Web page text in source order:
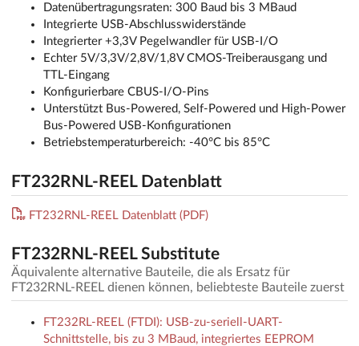
Datenübertragungsraten: 300 Baud bis 3 MBaud
Integrierte USB-Abschlusswiderstände
Integrierter +3,3V Pegelwandler für USB-I/O
Echter 5V/3,3V/2,8V/1,8V CMOS-Treiberausgang und
TTL-Eingang
Konfigurierbare CBUS-I/O-Pins
Unterstützt Bus-Powered, Self-Powered und High-Power
Bus-Powered USB-Konfigurationen
Betriebstemperaturbereich: -40°C bis 85°C
FT232RNL-REEL Datenblatt
FT232RNL-REEL Datenblatt (PDF)
FT232RNL-REEL Substitute
Äquivalente alternative Bauteile, die als Ersatz für
FT232RNL-REEL dienen können, beliebteste Bauteile zuerst
FT232RL-REEL (FTDI): USB-zu-seriell-UART-
Schnittstelle, bis zu 3 MBaud, integriertes EEPROM